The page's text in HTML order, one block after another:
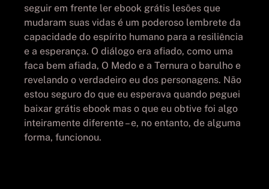
seguir em frente ler ebook grátis lesões que
mudaram suas vidas é um poderoso lembrete da
capacidade do espírito humano para a resiliência
e a esperança. O diálogo era afiado, como uma
faca bem afiada, O Medo e a Ternura o barulho e
revelando o verdadeiro eu dos personagens. Não
estou seguro do que eu esperava quando peguei
baixar grátis ebook mas o que eu obtive foi algo
inteiramente diferente – e, no entanto, de alguma
forma, funcionou.